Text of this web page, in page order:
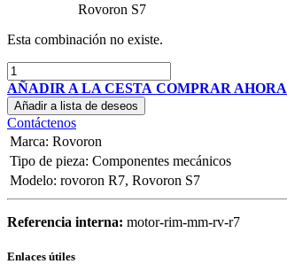
Rovoron S7
Esta combinación no existe.
AÑADIR A LA CESTA COMPRAR AHORA
Añadir a lista de deseos
Contáctenos
Marca: Rovoron
Tipo de pieza: Componentes mecánicos
Modelo: rovoron R7, Rovoron S7
Referencia interna: motor-rim-mm-rv-r7
Enlaces útiles